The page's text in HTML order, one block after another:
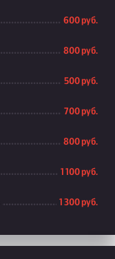
600 руб.
800 руб.
500 руб.
700 руб.
800 руб.
1 100 руб.
1 300 руб.